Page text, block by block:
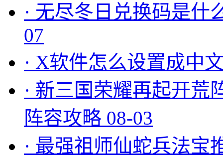
· 无尽冬日兑换码是什
07
· X软件怎么设置成中
· 新三国荣耀再起开荒
阵容攻略 08-03
· 最强祖师仙蛇兵法宝